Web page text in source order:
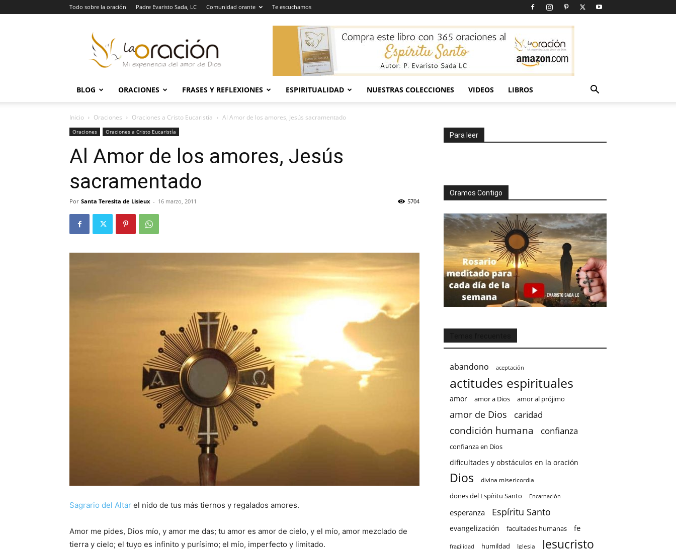
Todo sobre la oración Padre Evaristo Sada, LC Comunidad orante Te escuchamos
Oración
BLOG ORACIONES FRASES Y REFLEXIONES ESPIRITUALIDAD NUESTRAS COLECCIONES VIDEOS LIBROS
Inicio Oraciones Oraciones a Cristo Eucaristía Al Amor de los amores, Jesús sacramentado
Oraciones Oraciones a Cristo Eucaristía
Al Amor de los amores, Jesús
sacramentado
Por Santa Teresita de Lisieux - 16 marzo, 2011 5704
Sagrario del Altar el nido de tus más tiernos y regalados amores.
Amor me pides, Dios mío, y amor me das; tu amor es amor de cielo, y el mío, amor mezclado de
tierra y cielo; el tuyo es infinito y purísimo; el mío, imperfecto y limitado.
Para leer
Oramos Contigo
abandono aceptación
actitudes espirituales
amor amor a Dios amor al prójimo
amor de Dios caridad
condición humana confianza
confianza en Dios
dificultades y obstáculos en la oración
Dios divina misericordia
dones del Espíritu Santo Encarnación
esperanza Espíritu Santo
evangelización facultades humanas fe
fragilidad humildad Iglesia Jesucristo